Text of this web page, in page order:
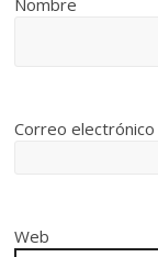
Nombre
Correo electrónico
Web